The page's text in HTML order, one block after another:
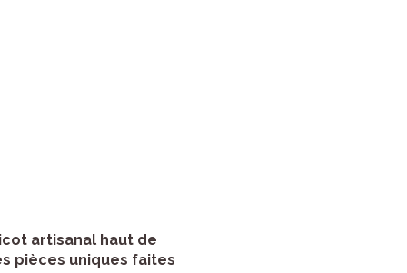
artisanal haut de
pièces uniques faites